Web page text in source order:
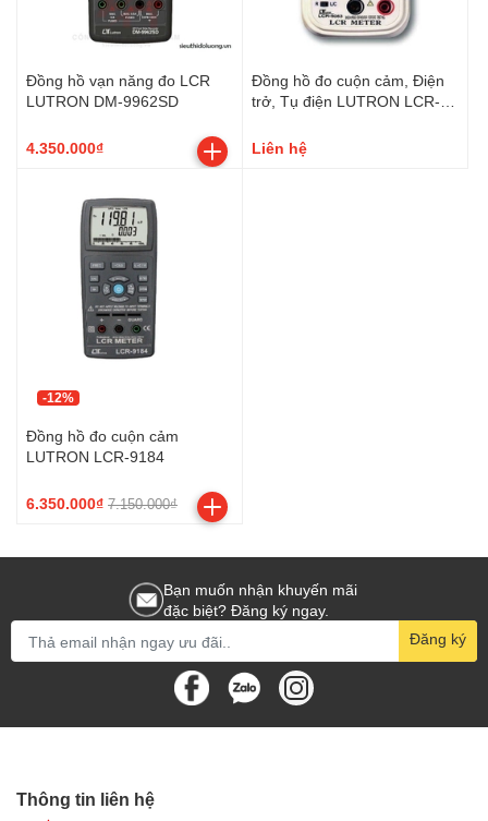
Đồng hồ vạn năng đo LCR
LUTRON DM-9962SD
4.350.000₫
Đồng hồ đo cuộn cảm, Điện
trở, Tụ điện LUTRON LCR-
Liên hệ
-12%
Đồng hồ đo cuộn cảm
LUTRON LCR-9184
6.350.000₫ 7.150.000₫
Bạn muốn nhận khuyến mãi
đặc biệt? Đăng ký ngay.
Đăng ký
Thông tin liên hệ